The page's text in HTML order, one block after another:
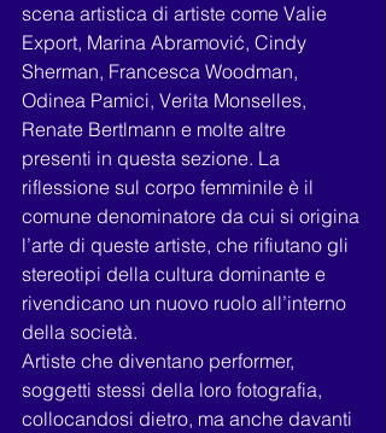
scena artistica di artiste come Valie
Export, Marina Abramović, Cindy
Sherman, Francesca Woodman,
Odinea Pamici, Verita Monselles,
Renate Bertlmann e molte altre
presenti in questa sezione. La
riflessione sul corpo femminile è il
comune denominatore da cui si origina
l’arte di queste artiste, che rifiutano gli
stereotipi della cultura dominante e
rivendicano un nuovo ruolo all’interno
della società.
Artiste che diventano performer,
soggetti stessi della loro fotografia,
collocandosi dietro, ma anche davanti